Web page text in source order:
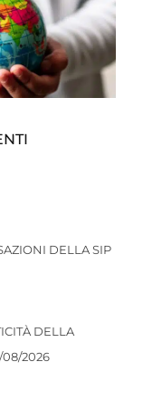
DELLA SIP
DELLA
2026